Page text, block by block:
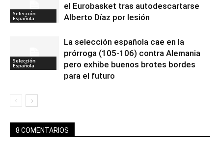
Selección
Española
el Eurobasket tras autodescartarse
Alberto Díaz por lesión
Selección
Española
La selección española cae en la
prórroga (105-106) contra Alemania
pero exhibe buenos brotes bordes
para el futuro
8 COMENTARIOS